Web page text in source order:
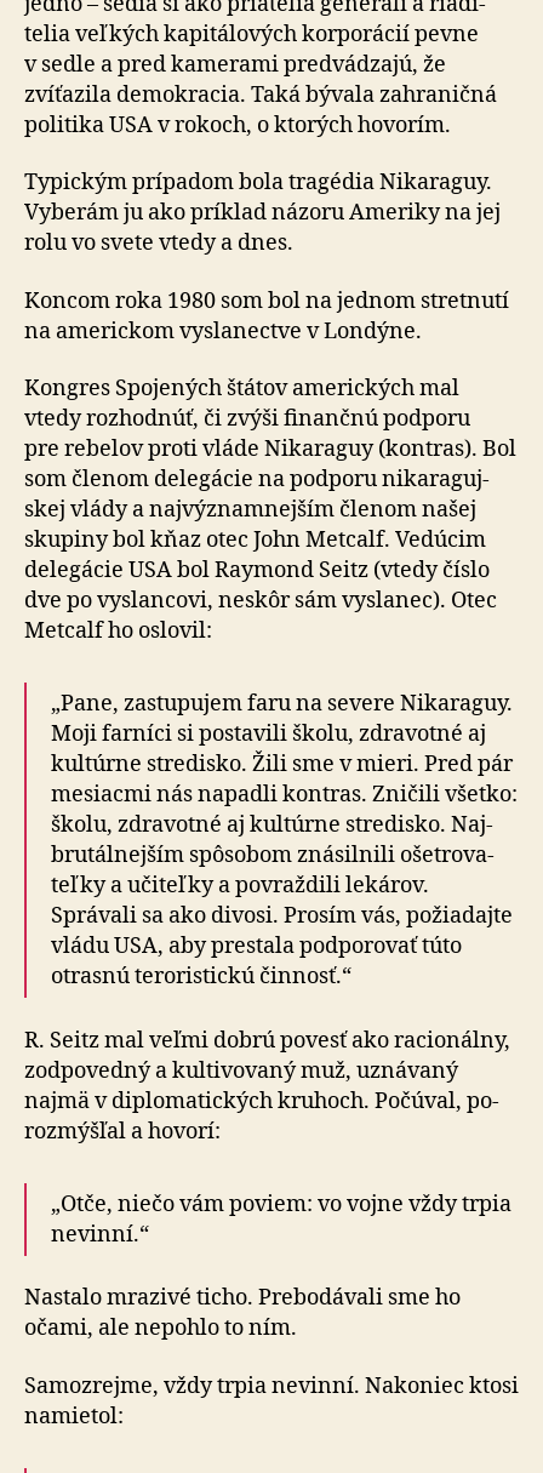
telia veľkých kapitálových korporácií pevne
v sedle a pred ka­me­rami pred­vá­dzajú, že
zvíťazila demo­kracia. Taká bývala zahraničná
politika USA v rokoch, o ktorých hovorím.
Typickým prípadom bola tragédia Nikaraguy.
Vyberám ju ako príklad názoru Ameriky na jej
rolu vo svete vtedy a dnes.
Koncom roka 1980 som bol na jednom stretnutí
na ame­ric­kom vyslanectve v Londýne.
Kongres Spojených štátov amerických mal
vtedy rozhodnúť, či zvýši finančnú podporu
pre re­be­lov proti vláde Nikaraguy (kontras). Bol
som členom delegácie na pod­poru nika­ra­guj­
skej vlády a naj­význam­nej­ším členom našej
skupiny bol kňaz otec John Metcalf. Vedúcim
delegácie USA bol Raymond Seitz (vtedy číslo
dve po vyslan­covi, neskôr sám vyslanec). Otec
Metcalf ho oslovil:
„Pane, zastupujem faru na severe Nikaraguy.
Moji farníci si postavili školu, zdravotné aj
kultúrne stredisko. Žili sme v mieri. Pred pár
mesiacmi nás napadli kontras. Zničili všetko:
školu, zdravotné aj kultúrne stredisko. Naj­
bru­tál­nej­ším spô­so­bom znásilnili ošetro­va­
teľky a uči­teľky a povraždili lekárov.
Správali sa ako divosi. Prosím vás, požiadajte
vládu USA, aby prestala pod­po­ro­vať túto
otrasnú teroristickú činnosť.“
R. Seitz mal veľmi dobrú povesť ako racionálny,
zod­po­vedný a kul­ti­vo­vaný muž, uzná­vaný
najmä v diplo­ma­tických kruhoch. Počúval, po­
roz­mýš­ľal a ho­vorí:
„Otče, niečo vám poviem: vo vojne vždy trpia
nevinní.“
Nastalo mrazivé ticho. Prebodávali sme ho
očami, ale nepohlo to ním.
Samozrejme, vždy trpia nevinní. Nakoniec ktosi
namietol: